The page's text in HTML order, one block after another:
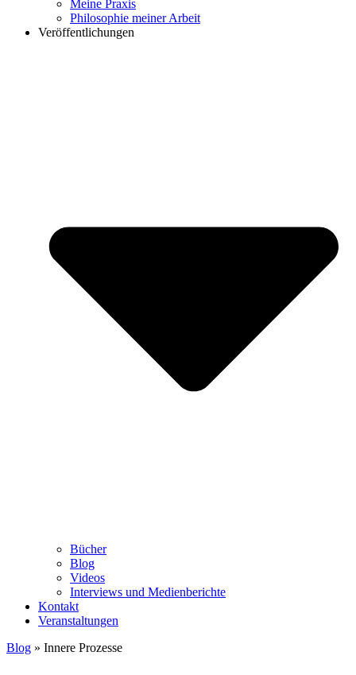
Meine Praxis
Philosophie meiner Arbeit
Veröffentlichungen
Bücher
Blog
Videos
Interviews und Medienberichte
Kontakt
Veranstaltungen
Blog » Innere Prozesse